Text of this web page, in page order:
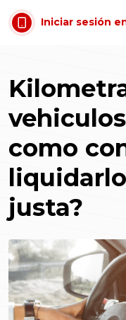
Saltar al contenido
Iniciar sesión
como
justa?